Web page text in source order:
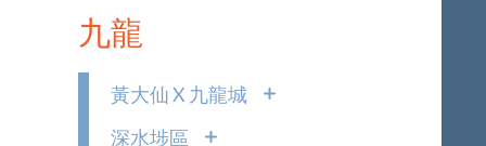
九龍
黃大仙 X 九龍城
深水埗區